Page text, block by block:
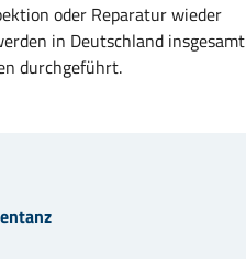
oder Reparatur wieder
in Deutschland insgesamt
durchgeführt.